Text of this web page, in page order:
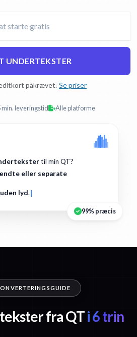
UNDERTEKSTER
påkrævet. Se priser
min. leveringstid Alle platforme
til min QT?
eller separate
lyd.
99% præcis
fra QTi 6 trin